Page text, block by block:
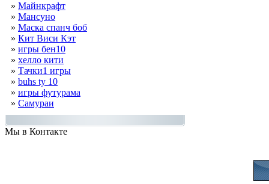
» Майнкрафт
» Мансуно
» Маска спанч боб
» Кит Виси Кэт
» игры бен10
» хелло кити
» Тачки1 игры
» buhs ty 10
» игры футурама
» Самураи
Мы в Контакте